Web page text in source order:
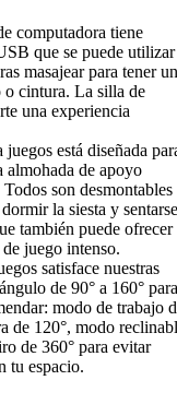
computadora tiene
que se puede utilizar
masajear para tener un
o cintura. La silla de
una experiencia
está diseñada
almohada de apoyo
son desmontables
la siesta y sentarse
también puede ofrecer
juego intenso.
satisface nuestras
de 90° a 160° para
modo de trabajo
de 120°, modo
de 360° para evitar
tu espacio.